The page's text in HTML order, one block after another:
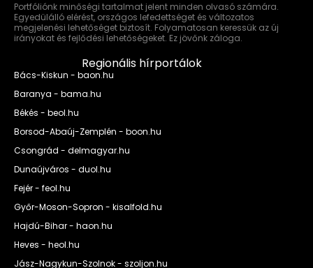
Portfóliónk minőségi tartalmat jelent minden olvasó számára.
Egyedülálló elérést, országos lefedettséget és változatos
megjelenési lehetőséget biztosít. Folyamatosan keressük az új
irányokat és fejlődési lehetőségeket. Ez jövőnk záloga.
Regionális hírportálok
Bács-Kiskun - baon.hu
Baranya - bama.hu
Békés - beol.hu
Borsod-Abaúj-Zemplén - boon.hu
Csongrád - delmagyar.hu
Dunaújváros - duol.hu
Fejér - feol.hu
Győr-Moson-Sopron - kisalfold.hu
Hajdú-Bihar - haon.hu
Heves - heol.hu
Jász-Nagykun-Szolnok - szoljon.hu